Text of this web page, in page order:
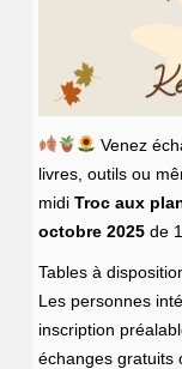
Venez
livres, outils ou
midiTroc aux
octobre 2025de
Tables à
Les personnes
inscription
échanges gratuits